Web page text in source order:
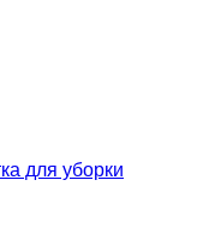
для уборки